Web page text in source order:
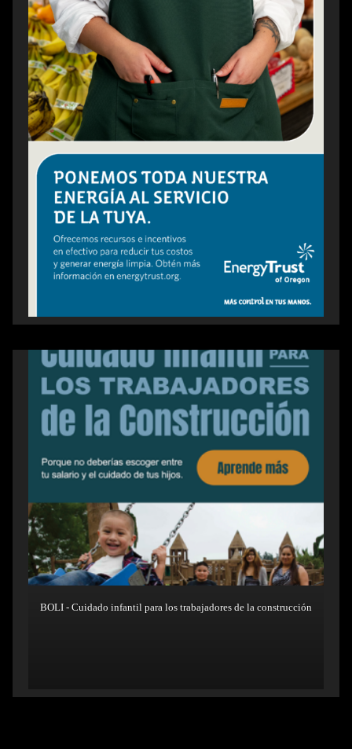
BOLI - Cuidado infantil para los trabajadores de la construcción